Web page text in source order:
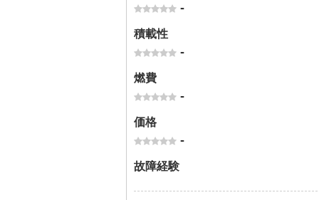
-
積載性
-
燃費
-
価格
-
故障経験